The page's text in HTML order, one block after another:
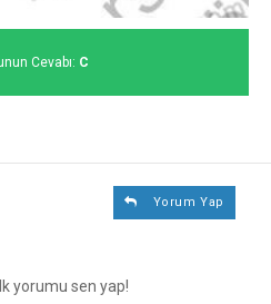
Cevabı: C
Yorum Yap
yorumu sen yap!